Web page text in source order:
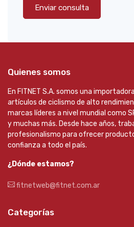
Enviar consulta
Quienes somos
En FITNET S.A. somos una
artículos de ciclismo de alto
marcas líderes a nivel mundial como
y muchas más. Desde hace años,
profesionalismo para ofrecer
confianza a todo el país.
¿Dónde estamos?
fitnetweb@fitnet.com.ar
Categorías